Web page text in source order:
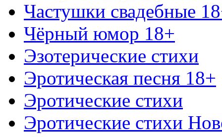
Частушки свадебные
Чёрный юмор 18+
Эзотерические стихи
Эротическая песня 18+
Эротические стихи
Эротические стихи